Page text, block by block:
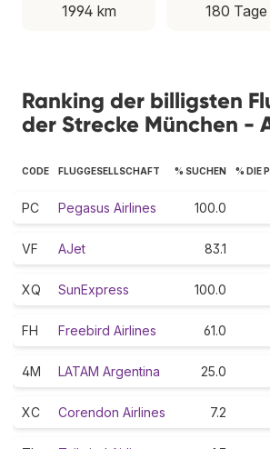
1994 km
180
Ranking der billigsten
der Strecke München -
CODE FLUGGESELLSCHAFT % SUCHEN % DIE
PC Pegasus Airlines 100.0
VF AJet 83.1
XQ SunExpress 100.0
FH Freebird Airlines 61.0
4M LATAM Argentina 25.0
XC Corendon Airlines 7.2